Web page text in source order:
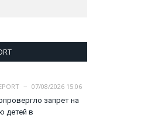
07/08/2026 15:06
запрет на
детей в